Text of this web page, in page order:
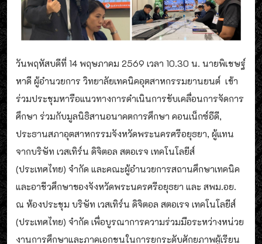
วันพฤหัสบดีที่ 14 พฤษภาคม 2569 เวลา 10.30 น. นายพิเชษฐ์
หาดี ผู้อำนวยการ วิทยาลัยเทคนิคอุตสาหกรรมยานยนต์ เข้า
ร่วมประชุมหารือแนวทางการดำเนินการขับเคลื่อนการจัดการ
ศึกษา ร่วมกับมูลนิธิสานอนาคตการศึกษา คอนเน็กซ์อีดี,
ประธานสภาอุตสาหกรรมจังหวัดพระนครศรีอยุธยา, ผู้แทน
จากบริษัท เวสเทิร์น ดิจิตอล สตอเรจ เทคโนโลยีส์
(ประเทศไทย) จำกัด และคณะผู้อำนวยการสถานศึกษาเทคนิค
และอาชีวศึกษาของจังหวัดพระนครศรีอยุธยา และ สพม.อย.
ณ ห้องประชุม บริษัท เวสเทิร์น ดิจิตอล สตอเรจ เทคโนโลยีส์
(ประเทศไทย) จำกัด เพื่อบูรณาการความร่วมมือระหว่างหน่วย
งานการศึกษาและภาคเอกชนในการยกระดับศักยภาพผู้เรียน